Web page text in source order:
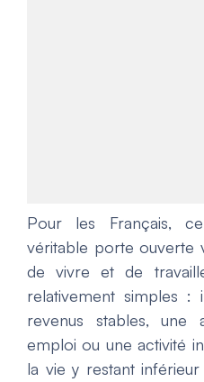
Pour les Français,
véritable porte ouverte
de vivre et de
relativement simples
revenus stables, une
emploi ou une activité
la vie y restant